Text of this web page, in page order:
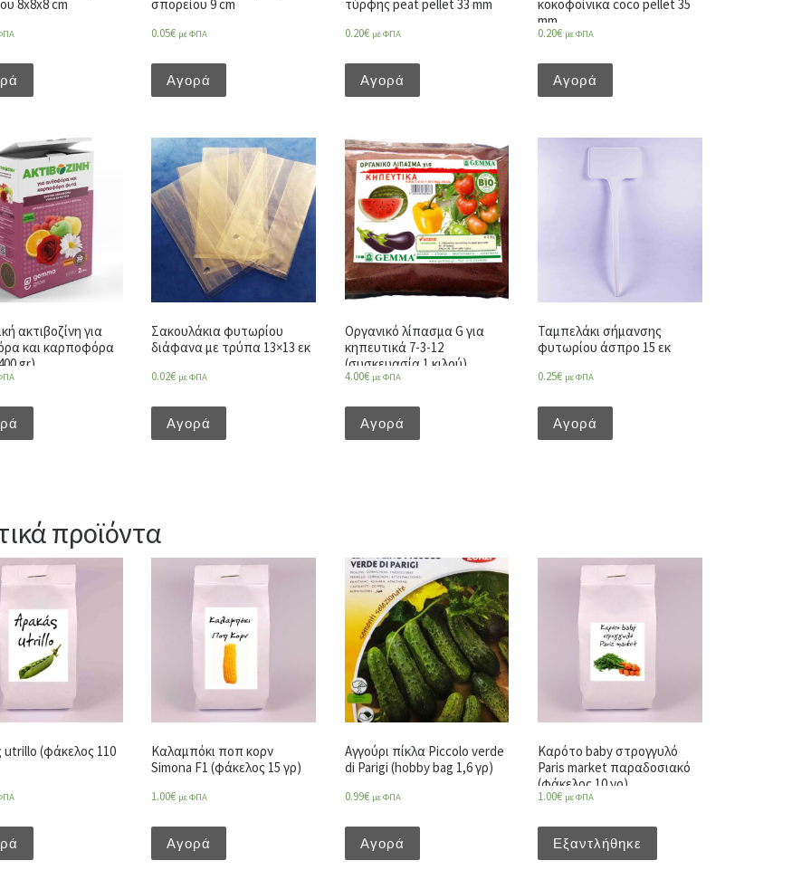
8x8x8 cm
σπορείου 9 cm
0.05€ με ΦΠΑ
Αγορά
τύρφης peat pellet 33 mm
0.20€ με ΦΠΑ
Αγορά
κοκοφοίνικα coco pellet 35
mm
0.20€ με ΦΠΑ
Αγορά
ακτιβοζίνη για
και καρποφόρα
gr)
Σακουλάκια φυτωρίου
διάφανα με τρύπα 13×13 εκ
0.02€ με ΦΠΑ
Αγορά
Οργανικό λίπασμα G για
κηπευτικά 7-3-12
(συσκευασία 1 κιλού)
4.00€ με ΦΠΑ
Αγορά
Ταμπελάκι σήμανσης
φυτωρίου άσπρο 15 εκ
0.25€ με ΦΠΑ
Αγορά
προϊόντα
utrillo (φάκελος 110
Καλαμπόκι ποπ κορν
Simona F1 (φάκελος 15 γρ)
1.00€ με ΦΠΑ
Αγορά
Αγγούρι πίκλα Piccolo verde
di Parigi (hobby bag 1,6 γρ)
0.99€ με ΦΠΑ
Αγορά
Καρότο baby στρογγυλό
Paris market παραδοσιακό
(φάκελος 10 γρ)
1.00€ με ΦΠΑ
Εξαντλήθηκε